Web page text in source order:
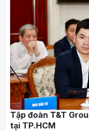
Tập đoàn T&T
tại TP.HCM